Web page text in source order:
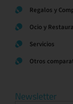
Regalos y
Ocio y
Servicios
Otros
Newsletter